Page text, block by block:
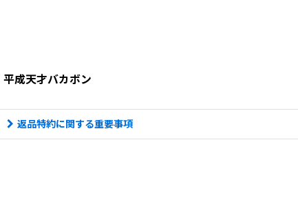
平成天才バカボン
返品特約に関する重要事項